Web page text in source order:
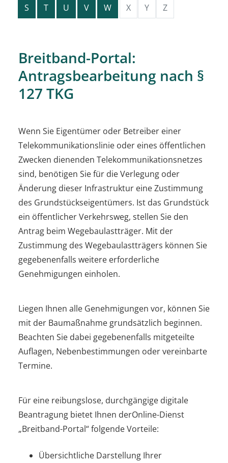
S T U V W X Y Z
Breitband-Portal:
Antragsbearbeitung nach §
127 TKG
Wenn Sie Eigentümer oder Betreiber einer
Telekommunikationslinie oder eines öffentlichen
Zwecken dienenden Telekommunikationsnetzes
sind, benötigen Sie für die Verlegung oder
Änderung dieser Infrastruktur eine Zustimmung
des Grundstückseigentümers. Ist das Grundstück
ein öffentlicher Verkehrsweg, stellen Sie den
Antrag beim Wegebaulastträger. Mit der
Zustimmung des Wegebaulastträgers können Sie
gegebenenfalls weitere erforderliche
Genehmigungen einholen.
Liegen Ihnen alle Genehmigungen vor, können Sie
mit der Baumaßnahme grundsätzlich beginnen.
Beachten Sie dabei gegebenenfalls mitgeteilte
Auflagen, Nebenbestimmungen oder vereinbarte
Termine.
Für eine reibungslose, durchgängige digitale
Beantragung bietet Ihnen derOnline-Dienst
„Breitband-Portal“ folgende Vorteile:
Übersichtliche Darstellung Ihrer